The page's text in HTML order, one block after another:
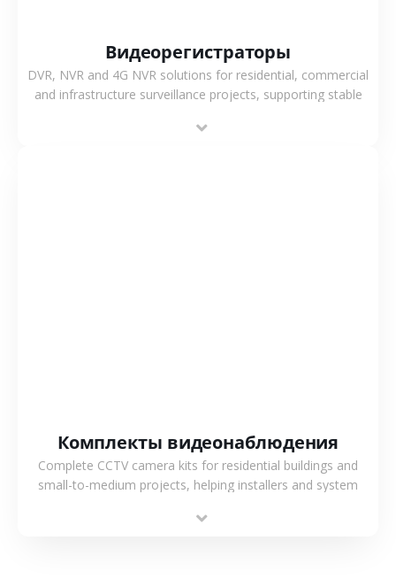
Видеорегистраторы
DVR, NVR and 4G NVR solutions for residential, commercial
and infrastructure surveillance projects, supporting stable
Комплекты видеонаблюдения
Complete CCTV camera kits for residential buildings and
small-to-medium projects, helping installers and system